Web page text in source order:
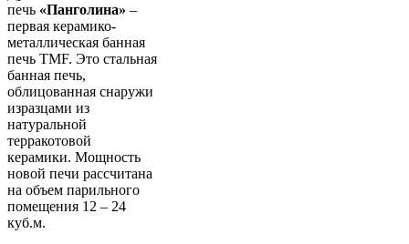
печь «Панголина» –
первая керамико-
металлическая банная
печь TMF. Это стальная
банная печь,
облицованная снаружи
изразцами из
натуральной
терракотовой
керамики. Мощность
новой печи рассчитана
на объем парильного
помещения 12 – 24
куб.м.